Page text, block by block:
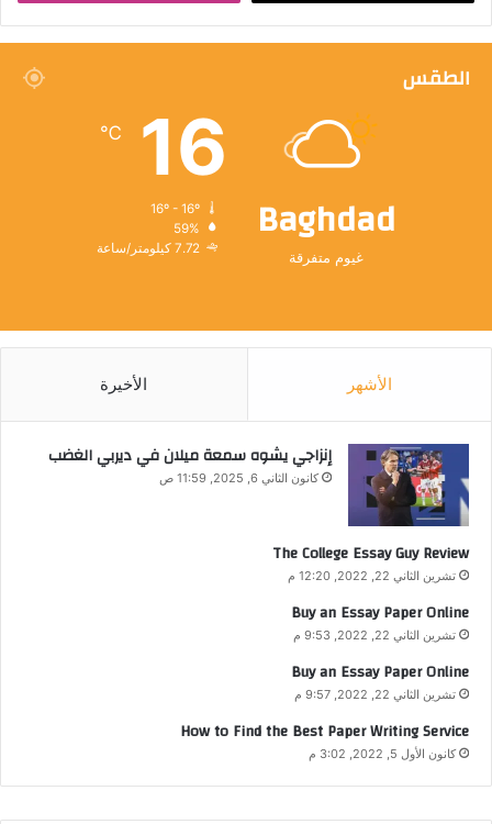
الطقس
Baghdad
غيوم متفرقة
16
℃
59%
7.72 كيلومتر/ساعة
الأشهر الأخيرة
إنزاجي يشوه سمعة ميلان في ديربي الغضب
كانون الثاني 6, 2025, 11:59 ص
The College Essay Guy Review
تشرين الثاني 22, 2022, 12:20 م
Buy an Essay Paper Online
تشرين الثاني 22, 2022, 9:53 م
Buy an Essay Paper Online
تشرين الثاني 22, 2022, 9:57 م
How to Find the Best Paper Writing Service
كانون الأول 5, 2022, 3:02 م